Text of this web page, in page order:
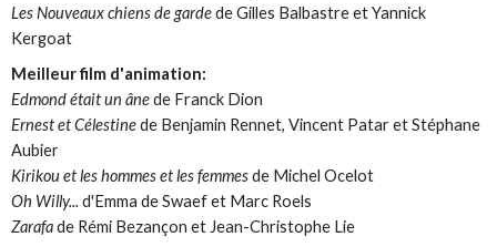
Les Nouveaux chiens de gardede Gilles Balbastre et Yannick
Kergoat
Meilleur film d'animation:
Edmond était un ânede Franck Dion
Ernest et Célestinede Benjamin Rennet, Vincent Patar et Stéphane
Aubier
Kirikou et les hommes et les femmesde Michel Ocelot
Oh Willy... d'Emma de Swaef et Marc Roels
Zarafade Rémi Bezançon et Jean-Christophe Lie